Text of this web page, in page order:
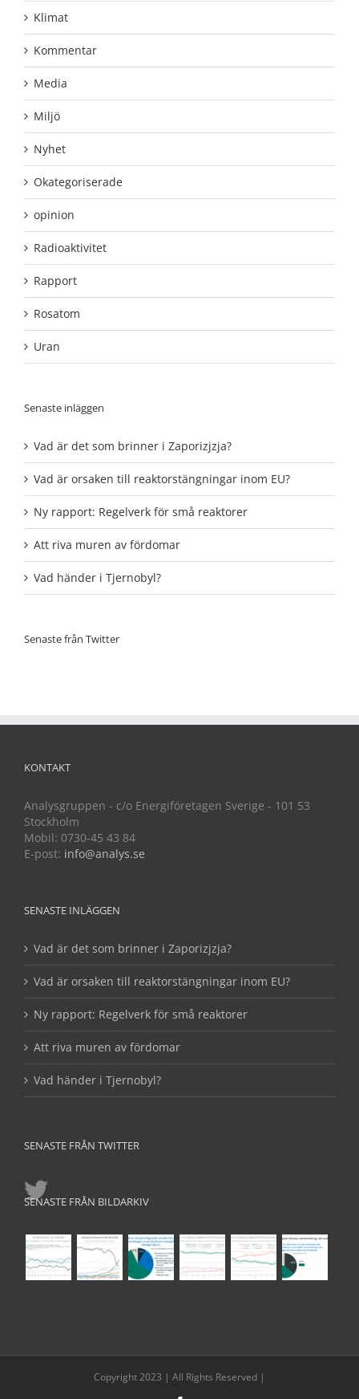
Klimat
Kommentar
Media
Miljö
Nyhet
Okategoriserade
opinion
Radioaktivitet
Rapport
Rosatom
Uran
Senaste inläggen
Vad är det som brinner i Zaporizjzja?
Vad är orsaken till reaktorstängningar inom EU?
Ny rapport: Regelverk för små reaktorer
Att riva muren av fördomar
Vad händer i Tjernobyl?
Senaste från Twitter
KONTAKT
Analysgruppen - c/o Energiföretagen Sverige - 101 53
Stockholm
Mobil: 0730-45 43 84
E-post: info@analys.se
SENASTE INLÄGGEN
Vad är det som brinner i Zaporizjzja?
Vad är orsaken till reaktorstängningar inom EU?
Ny rapport: Regelverk för små reaktorer
Att riva muren av fördomar
Vad händer i Tjernobyl?
SENASTE FRÅN TWITTER
SENASTE FRÅN BILDARKIV
Copyright 2023 | All Rights Reserved |